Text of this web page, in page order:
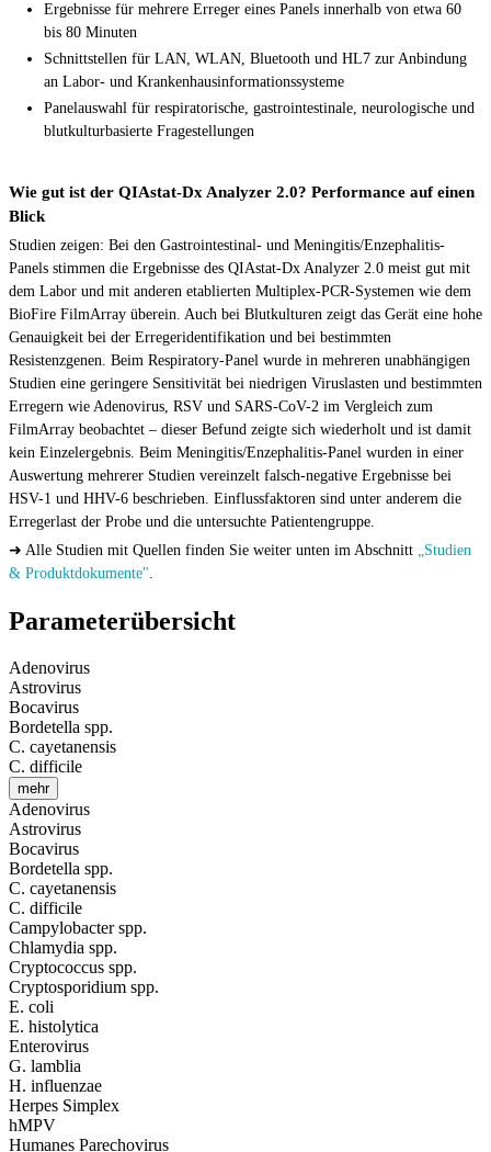
Ergebnisse für mehrere Erreger eines Panels innerhalb von etwa 60
bis 80 Minuten
Schnittstellen für LAN, WLAN, Bluetooth und HL7 zur Anbindung
an Labor- und Krankenhausinformationssysteme
Panelauswahl für respiratorische, gastrointestinale, neurologische und
blutkulturbasierte Fragestellungen
Wie gut ist der QIAstat-Dx Analyzer 2.0? Performance auf einen
Blick
Studien zeigen: Bei den Gastrointestinal- und Meningitis/Enzephalitis-
Panels stimmen die Ergebnisse des QIAstat-Dx Analyzer 2.0 meist gut mit
dem Labor und mit anderen etablierten Multiplex-PCR-Systemen wie dem
BioFire FilmArray überein. Auch bei Blutkulturen zeigt das Gerät eine hohe
Genauigkeit bei der Erregeridentifikation und bei bestimmten
Resistenzgenen. Beim Respiratory-Panel wurde in mehreren unabhängigen
Studien eine geringere Sensitivität bei niedrigen Viruslasten und bestimmten
Erregern wie Adenovirus, RSV und SARS-CoV-2 im Vergleich zum
FilmArray beobachtet – dieser Befund zeigte sich wiederholt und ist damit
kein Einzelergebnis. Beim Meningitis/Enzephalitis-Panel wurden in einer
Auswertung mehrerer Studien vereinzelt falsch-negative Ergebnisse bei
HSV-1 und HHV-6 beschrieben. Einflussfaktoren sind unter anderem die
Erregerlast der Probe und die untersuchte Patientengruppe.
➜ Alle Studien mit Quellen finden Sie weiter unten im Abschnitt
„Studien
& Produktdokumente"
Parameterübersicht
Adenovirus
Astrovirus
Bocavirus
Bordetella spp.
C. cayetanensis
C. difficile
mehr
Adenovirus
Astrovirus
Bocavirus
Bordetella spp.
C. cayetanensis
C. difficile
Campylobacter spp.
Chlamydia spp.
Cryptococcus spp.
Cryptosporidium spp.
E. coli
E. histolytica
Enterovirus
G. lamblia
H. influenzae
Herpes Simplex
hMPV
Humanes Parechovirus